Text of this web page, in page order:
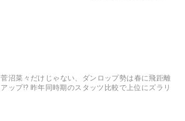
菅沼菜々だけじゃない、ダンロップ勢は春に飛距離
アップ!? 昨年同時期のスタッツ比較で上位にズラリ